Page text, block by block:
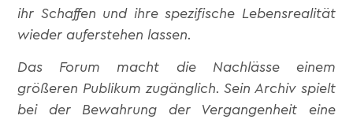
ihr Schaffen und ihre spezifische Lebensrealität
wieder auferstehen lassen.
Das Forum macht die Nachlässe einem
größeren Publikum zugänglich. Sein Archiv spielt
bei der Bewahrung der Vergangenheit eine